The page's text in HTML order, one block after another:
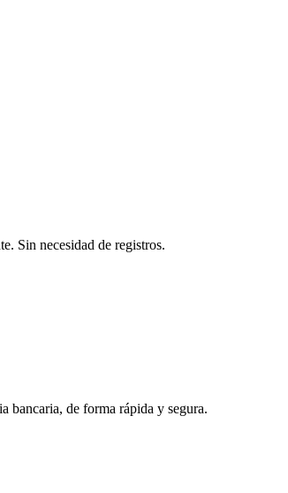
Sin necesidad de registros.
bancaria, de forma rápida y segura.